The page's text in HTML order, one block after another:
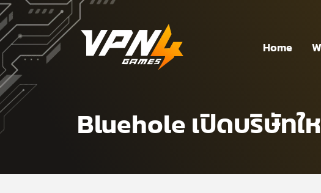
Home
Bluehole เปิดบริษัทใ